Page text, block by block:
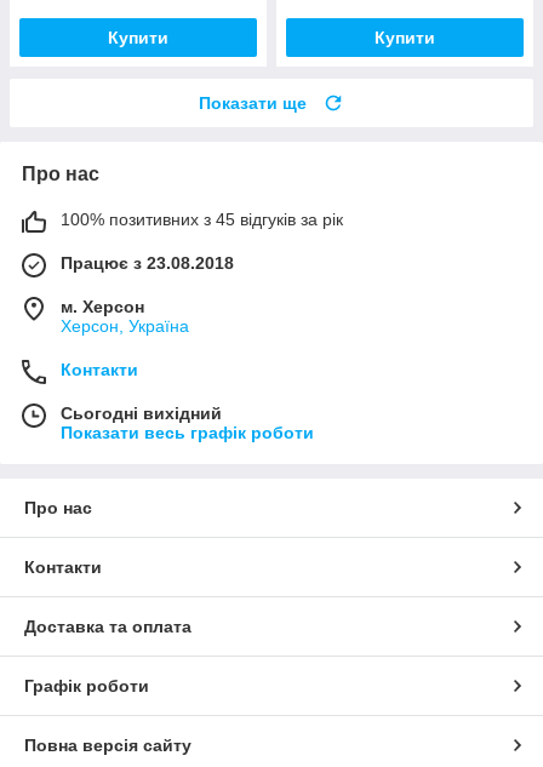
Купити Купити
Показати ще
Про нас
100% позитивних з 45 відгуків за рік
Працює з 23.08.2018
м. Херсон
Херсон, Україна
Контакти
Сьогодні вихідний
Показати весь графік роботи
Про нас
Контакти
Доставка та оплата
Графік роботи
Повна версія сайту